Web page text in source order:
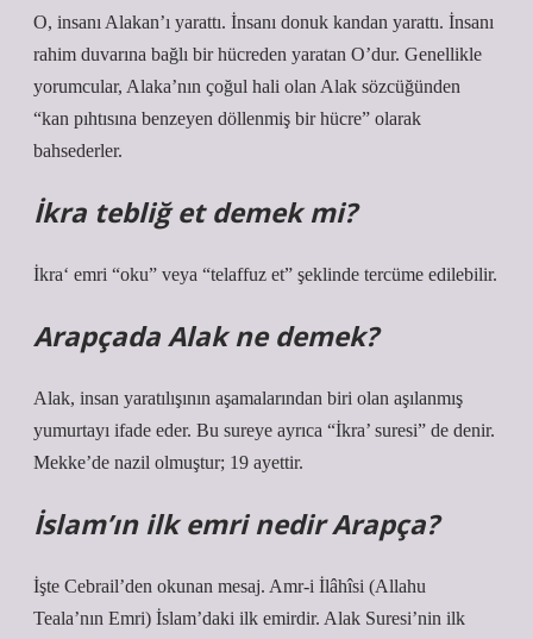
O, insanı Alakan’ı yarattı. İnsanı donuk kandan yarattı. İnsanı
rahim duvarına bağlı bir hücreden yaratan O’dur. Genellikle
yorumcular, Alaka’nın çoğul hali olan Alak sözcüğünden
“kan pıhtısına benzeyen döllenmiş bir hücre” olarak
bahsederler.
İkra tebliğ et demek mi?
İkra‘ emri “oku” veya “telaffuz et” şeklinde tercüme edilebilir.
Arapçada Alak ne demek?
Alak, insan yaratılışının aşamalarından biri olan aşılanmış
yumurtayı ifade eder. Bu sureye ayrıca “İkra’ suresi” de denir.
Mekke’de nazil olmuştur; 19 ayettir.
İslam’ın ilk emri nedir Arapça?
İşte Cebrail’den okunan mesaj. Amr-i İlâhîsi (Allahu
Teala’nın Emri) İslam’daki ilk emirdir. Alak Suresi’nin ilk